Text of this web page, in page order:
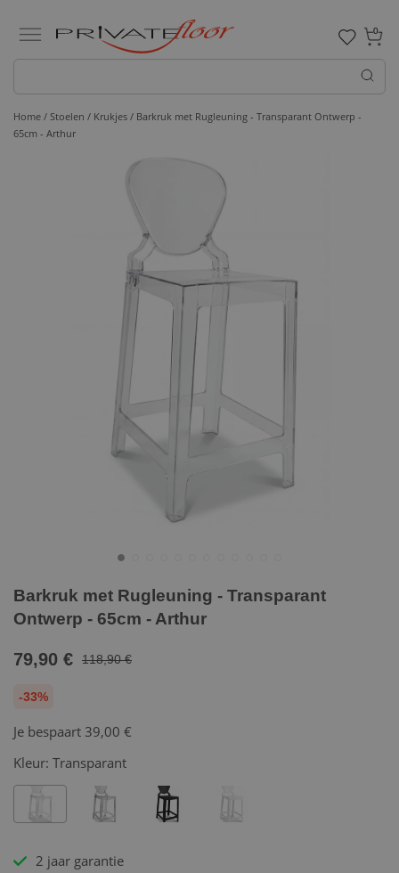
0
Home / Stoelen / Krukjes / Barkruk met Rugleuning - Transparant Ontwerp -
65cm - Arthur
Barkruk met Rugleuning - Transparant
Ontwerp - 65cm - Arthur
79,90 € 118,90 €
-33%
Je bespaart 39,00 €
Kleur: Transparant
2 jaar garantie